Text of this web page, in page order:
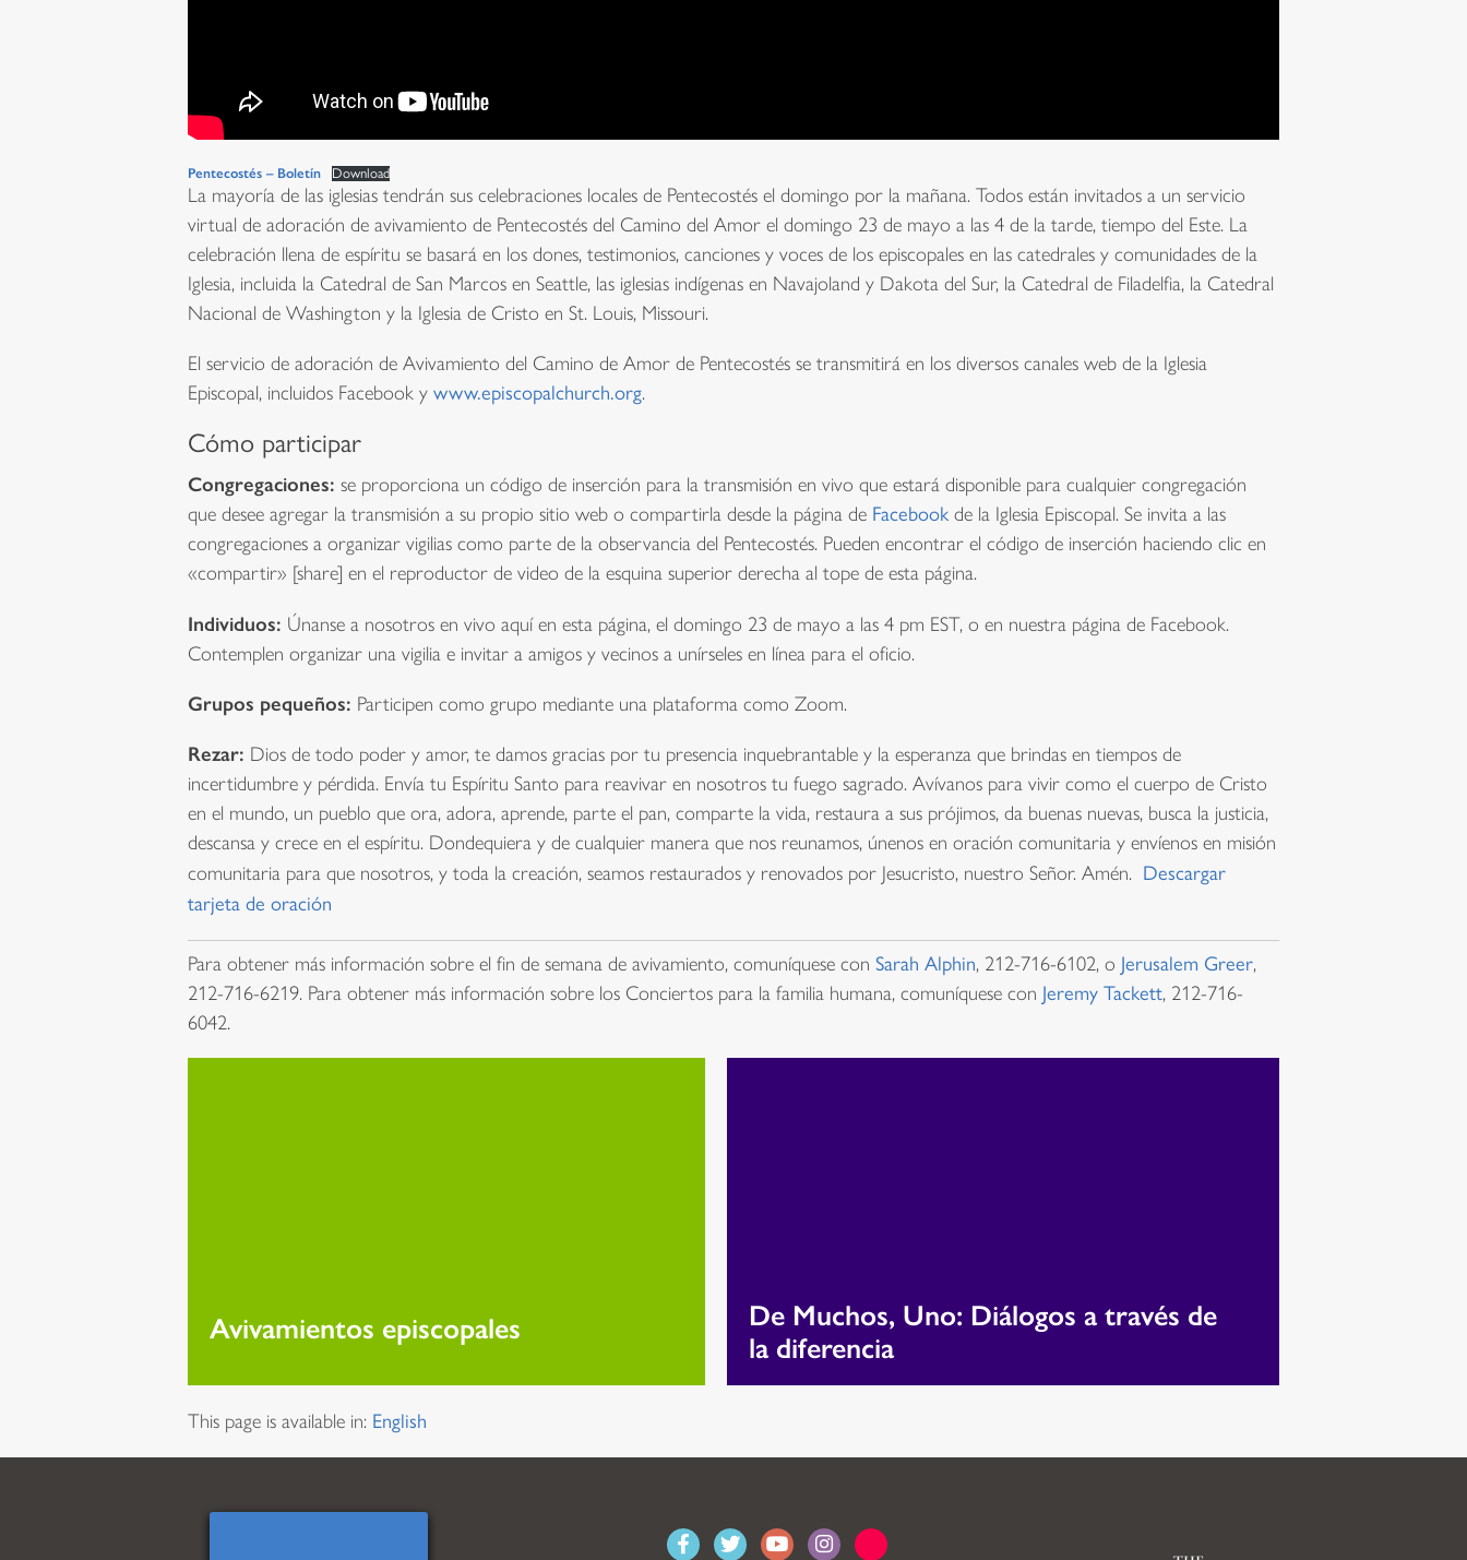
Pentecostés – Boletín Download
La mayoría de las iglesias tendrán sus celebraciones locales de Pentecostés el domingo por la mañana. Todos están invitados a un servicio
virtual de adoración de avivamiento de Pentecostés del Camino del Amor el domingo 23 de mayo a las 4 de la tarde, tiempo del Este. La
celebración llena de espíritu se basará en los dones, testimonios, canciones y voces de los episcopales en las catedrales y comunidades de la
Iglesia, incluida la Catedral de San Marcos en Seattle, las iglesias indígenas en Navajoland y Dakota del Sur, la Catedral de Filadelfia, la Catedral
Nacional de Washington y la Iglesia de Cristo en St. Louis, Missouri.
El servicio de adoración de Avivamiento del Camino de Amor de Pentecostés se transmitirá en los diversos canales web de la Iglesia
Episcopal, incluidos Facebook y www.episcopalchurch.org.
Cómo participar
Congregaciones: se proporciona un código de inserción para la transmisión en vivo que estará disponible para cualquier congregación
que desee agregar la transmisión a su propio sitio web o compartirla desde la página de Facebookde la Iglesia Episcopal. Se invita a las
congregaciones a organizar vigilias como parte de la observancia del Pentecostés. Pueden encontrar el código de inserción haciendo clic en
«compartir» [share] en el reproductor de video de la esquina superior derecha al tope de esta página.
Individuos: Únanse a nosotros en vivo aquí en esta página, el domingo 23 de mayo a las 4 pm EST, o en nuestra página de Facebook.
Contemplen organizar una vigilia e invitar a amigos y vecinos a unírseles en línea para el oficio.
Grupos pequeños: Participen como grupo mediante una plataforma como Zoom.
Rezar: Dios de todo poder y amor, te damos gracias por tu presencia inquebrantable y la esperanza que brindas en tiempos de
incertidumbre y pérdida. Envía tu Espíritu Santo para reavivar en nosotros tu fuego sagrado. Avívanos para vivir como el cuerpo de Cristo
en el mundo, un pueblo que ora, adora, aprende, parte el pan, comparte la vida, restaura a sus prójimos, da buenas nuevas, busca la justicia,
descansa y crece en el espíritu. Dondequiera y de cualquier manera que nos reunamos, únenos en oración comunitaria y envíenos en misión
comunitaria para que nosotros, y toda la creación, seamos restaurados y renovados por Jesucristo, nuestro Señor. Amén. Descargar
tarjeta de oración
Para obtener más información sobre el fin de semana de avivamiento, comuníquese con Sarah Alphin, 212-716-6102, o Jerusalem Greer,
212-716-6219. Para obtener más información sobre los Conciertos para la familia humana, comuníquese con Jeremy Tackett, 212-716-
6042.
Avivamientos episcopales
De Muchos, Uno: Diálogos a través de
la diferencia
This page is available in: English